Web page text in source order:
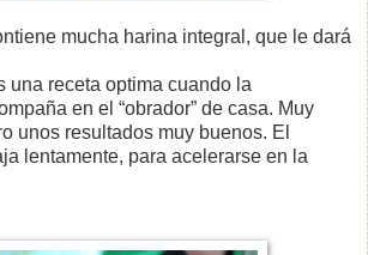
mucha harina integral, que le dará
una receta optima cuando la
en el “obrador” de casa. Muy
unos resultados muy buenos. El
lentamente, para acelerarse en la